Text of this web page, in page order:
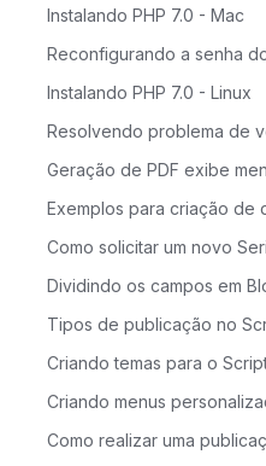
Instalando PHP 7.0 - Mac
Instalando PHP 7.0 - Linux
Como solicitar um novo
Dividindo os campos em
Tipos de publicação no
Criando temas para o
Criando menus
Após o login selecione
Crie ou selecione um
Criando um Projeto
1 informe um nome e a
será vinculado:
2 - Em seguida, clique no
para acessar o projeto:
Ativando API
Clique no item “ATIVAR
Procure por "Google
na próxima tela clique em "
Tela de consentimento
Marque a opção “Externo